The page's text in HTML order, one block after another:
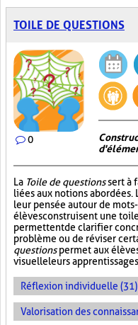
TOILE DE QUESTIONS
0
La Toile de questionssert à
liées aux notions abordées.
leur pensée autour de
élèves construisent une
permettent de clarifier
problème ou de réviser
questionspermet aux
visuelle leurs
Réflexion individuelle (31)
Valorisation des